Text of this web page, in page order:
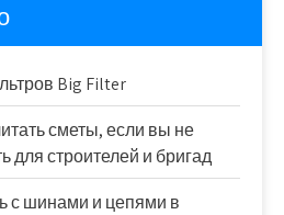
Big Filter
сметы, если вы не
для строителей и бригад
с шинами и цепями в